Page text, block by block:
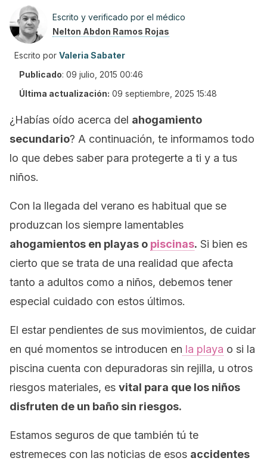
Escrito y verificado por el médico
Nelton Abdon Ramos Rojas
Escrito por Valeria Sabater
Publicado: 09 julio, 2015 00:46
Última actualización: 09 septiembre, 2025 15:48
¿Habías oído acerca del ahogamiento
secundario? A continuación, te informamos todo
lo que debes saber para protegerte a ti y a tus
niños.
Con la llegada del verano es habitual que se
produzcan los siempre lamentables
ahogamientos en playas o piscinas. Si bien es
cierto que se trata de una realidad que afecta
tanto a adultos como a niños, debemos tener
especial cuidado con estos últimos.
El estar pendientes de sus movimientos, de cuidar
en qué momentos se introducen en la playa o si la
piscina cuenta con depuradoras sin rejilla, u otros
riesgos materiales, es vital para que los niños
disfruten de un baño sin riesgos.
Estamos seguros de que también tú te
estremeces con las noticias de esos accidentes